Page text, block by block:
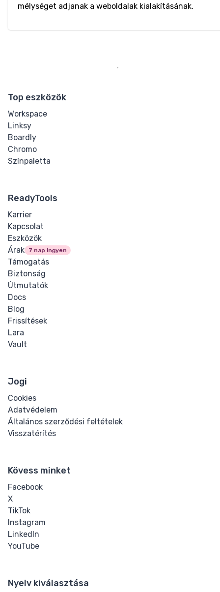
Italic
Subscript
Superscript
Textarea
Underline
Quote
Other
Details
Meter
Progress
Alert
CODE HUB
HTML Struktúra
Generátor
Tömörítő
mélységet adjanak a weboldalak kialakításának.
Top eszközök
Workspace
Linksy
Boardly
Chromo
Színpaletta
ReadyTools
Karrier
Kapcsolat
Eszközök
Árak
7 nap ingyen
Támogatás
Biztonság
Útmutatók
Docs
Blog
Frissítések
Lara
Vault
Jogi
Cookies
Adatvédelem
Általános szerződési feltételek
Visszatérítés
Kövess minket
Facebook
X
TikTok
Instagram
LinkedIn
YouTube
Nyelv kiválasztása